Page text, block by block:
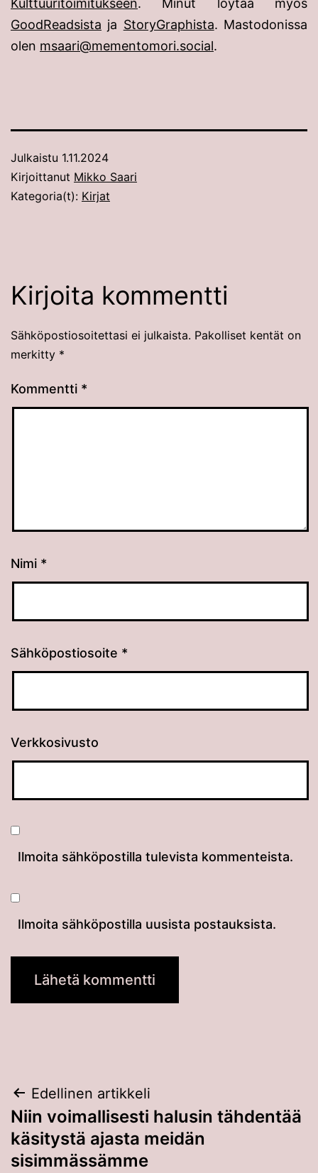
GoodReadsista ja StoryGraphista. Mastodonissa
olen msaari@mementomori.social.
Julkaistu 1.11.2024
Kirjoittanut Mikko Saari
Kategoria(t): Kirjat
Kirjoita kommentti
Sähköpostiosoitettasi ei julkaista. Pakolliset kentät on
merkitty *
Kommentti *
Nimi *
Sähköpostiosoite *
Verkkosivusto
Ilmoita sähköpostilla tulevista kommenteista.
Ilmoita sähköpostilla uusista postauksista.
Artikkelien
selaus
Edellinen artikkeli
Niin voimallisesti halusin tähdentää
käsitystä ajasta meidän
sisimmässämme